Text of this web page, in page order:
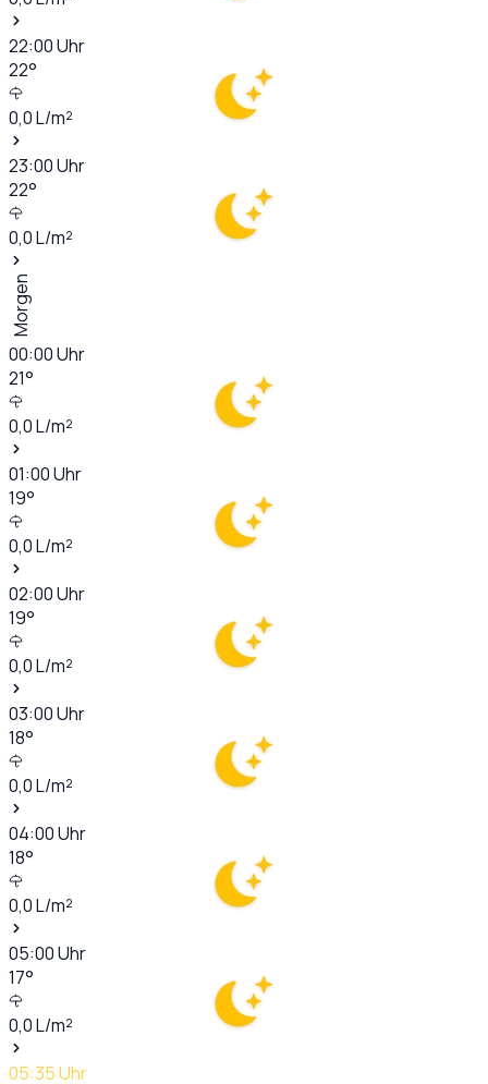
22:00Uhr
22°
0,0L/m²
23:00Uhr
22°
0,0L/m²
Morgen
00:00Uhr
21°
0,0L/m²
01:00Uhr
19°
0,0L/m²
02:00Uhr
19°
0,0L/m²
03:00Uhr
18°
0,0L/m²
04:00Uhr
18°
0,0L/m²
05:00Uhr
17°
0,0L/m²
05:35Uhr